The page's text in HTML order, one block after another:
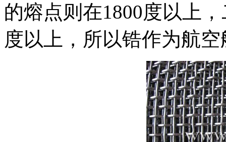
的熔点则在1800度以上
度以上，所以锆作为航